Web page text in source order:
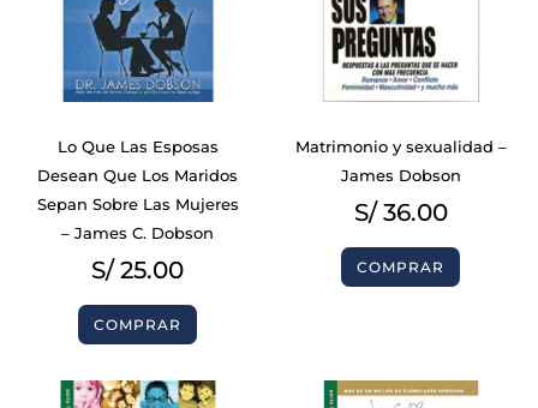
Lo Que Las Esposas
Desean Que Los Maridos
Sepan Sobre Las Mujeres
– James C. Dobson
S/25.00
COMPRAR
Matrimonio y sexualidad –
James Dobson
S/36.00
COMPRAR